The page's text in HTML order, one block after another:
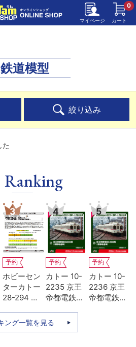
マイページ カート
0
鉄道模型
絞り込み
た
Ranking
3
予約
ホビーセン
ターカトー
28-294 京
5100系動力
装置
4
予約
カトー 10-
2235 京王
帝都電鉄
房改造車 基
本4両セッ
5
予約
カトー 10-
2236 京王
帝都電鉄
ング一覧を見る